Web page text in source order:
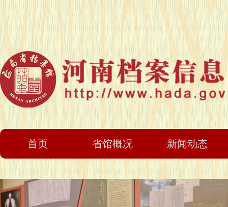
首页 省馆概况 新闻动态